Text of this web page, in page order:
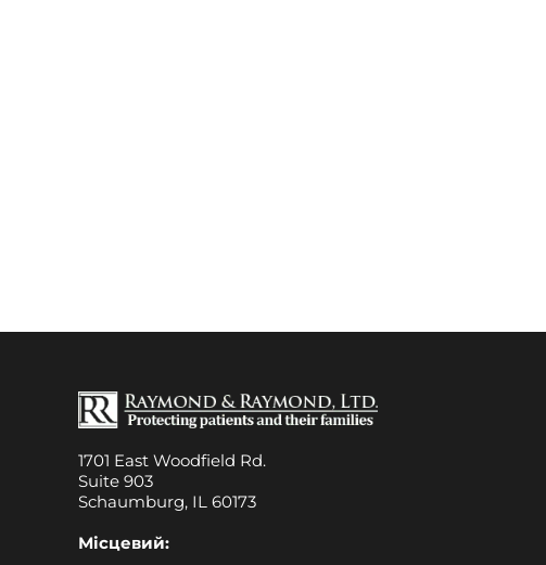
1701 East Woodfield Rd.
Suite 903
Schaumburg, IL 60173
Місцевий: